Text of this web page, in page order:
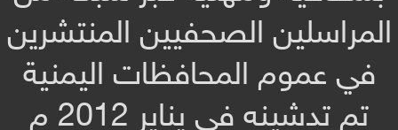
المراسلين الصحفيين المنتشرين
في عموم المحافظات اليمنية
تم تدشينه في يناير 2012 م